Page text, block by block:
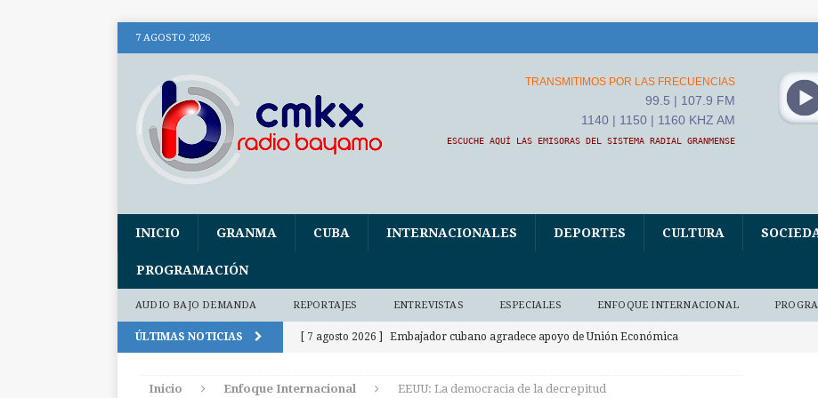
7 AGOSTO 2026
TRANSMITIMOS POR LAS FRECUENCIAS
99.5 | 107.9 FM
1140 | 1150 | 1160 KHZ AM
ESCUCHE AQUÍ LAS EMISORAS DEL SISTEMA RADIAL GRANMENSE
INICIO GRANMA CUBA INTERNACIONALES DEPORTES CULTURA
PROGRAMACIÓN
AUDIO BAJO DEMANDA REPORTAJES ENTREVISTAS ESPECIALES ENFOQUE INTERNACIONAL
ÚLTIMAS NOTICIAS [ 7 agosto 2026 ] Embajador cubano agradece apoyo de Unión Económica
Inicio Enfoque Internacional EEUU: La democracia de la decrepitud